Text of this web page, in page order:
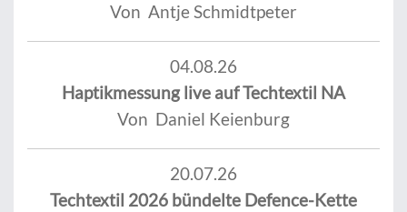
Von Antje Schmidtpeter
04.08.26
Haptikmessung live auf Techtextil NA
Von Daniel Keienburg
20.07.26
Techtextil 2026 bündelte Defence-Kette